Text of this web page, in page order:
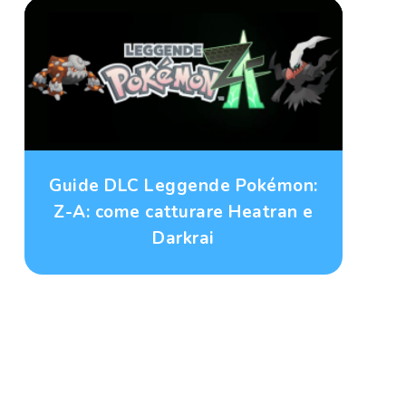
Guide DLC Leggende Pokémon:
Z-A: come catturare Heatran e
Darkrai